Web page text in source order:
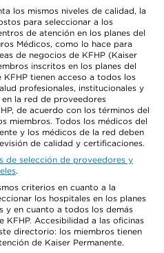
los mismos niveles de calidad, la
para seleccionar a los
de atención en los planes del
Médicos, como lo hace para
de negocios de KFHP (Kaiser
inscritos en los planes del
KFHP tienen acceso a todos los
profesionales, institucionales y
la red de proveedores
de acuerdo con los términos del
miembros. Todos los médicos del
y los médicos de la red deben
de calidad y certificaciones.
de selección de proveedores y
.
criterios en cuanto a la
los hospitales en los planes
y en cuanto a todos los demás
Accesibilidad a las oficinas
directorio: los miembros tienen
de Kaiser Permanente.